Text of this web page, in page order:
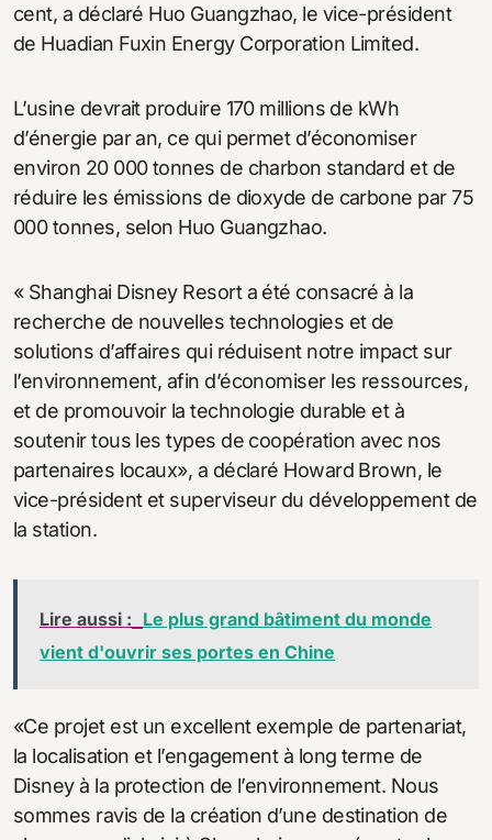
cent, a déclaré Huo Guangzhao, le vice-président
de Huadian Fuxin Energy Corporation Limited.
L’usine devrait produire 170 millions de kWh
d’énergie par an, ce qui permet d’économiser
environ 20 000 tonnes de charbon standard et de
réduire les émissions de dioxyde de carbone par 75
000 tonnes, selon Huo Guangzhao.
« Shanghai Disney Resort a été consacré à la
recherche de nouvelles technologies et de
solutions d’affaires qui réduisent notre impact sur
l’environnement, afin d’économiser les ressources,
et de promouvoir la technologie durable et à
soutenir tous les types de coopération avec nos
partenaires locaux», a déclaré Howard Brown, le
vice-président et superviseur du développement de
la station.
Lire aussi : Le plus grand bâtiment du monde
vient d'ouvrir ses portes en Chine
«Ce projet est un excellent exemple de partenariat,
la localisation et l’engagement à long terme de
Disney à la protection de l’environnement. Nous
sommes ravis de la création d’une destination de